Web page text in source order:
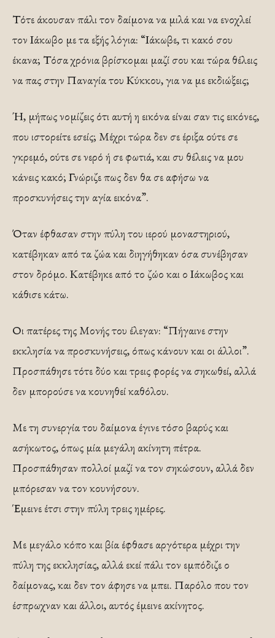
Τότε άκουσαν πάλι τον δαίμονα να μιλά και να ενοχλεί
τον Ιάκωβο με τα εξής λόγια: “Ιάκωβε, τι κακό σου
έκανα; Τόσα χρόνια βρίσκομαι μαζί σου και τώρα θέλεις
να πας στην Παναγία του Κύκκου, για να με εκδιώξεις;
Ή, μήπως νομίζεις ότι αυτή η εικόνα είναι σαν τις εικόνες,
που ιστορείτε εσείς; Μέχρι τώρα δεν σε έριξα ούτε σε
γκρεμό, ούτε σε νερό ή σε φωτιά, και συ θέλεις να μου
κάνεις κακό; Γνώριζε πως δεν θα σε αφήσω να
προσκυνήσεις την αγία εικόνα”.
Όταν έφθασαν στην πύλη του ιερού μοναστηριού,
κατέβηκαν από τα ζώα και διηγήθηκαν όσα συνέβησαν
στον δρόμο. Κατέβηκε από το ζώο και ο Ιάκωβος και
κάθισε κάτω.
Οι πατέρες της Μονής του έλεγαν: “Πήγαινε στην
εκκλησία να προσκυνήσεις, όπως κάνουν και οι άλλοι”.
Προσπάθησε τότε δύο και τρεις φορές να σηκωθεί, αλλά
δεν μπορούσε να κουνηθεί καθόλου.
Με τη συνεργία του δαίμονα έγινε τόσο βαρύς και
ασήκωτος, όπως μία μεγάλη ακίνητη πέτρα.
Προσπάθησαν πολλοί μαζί να τον σηκώσουν, αλλά δεν
μπόρεσαν να τον κουνήσουν.
Έμεινε έτσι στην πύλη τρεις ημέρες.
Με μεγάλο κόπο και βία έφθασε αργότερα μέχρι την
πύλη της εκκλησίας, αλλά εκεί πάλι τον εμπόδιζε ο
δαίμονας, και δεν τον άφησε να μπει. Παρόλο που τον
έσπρωχναν και άλλοι, αυτός έμεινε ακίνητος.